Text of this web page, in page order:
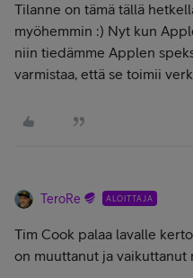
Tilanne on tämä tällä
myöhemmin :) Nyt kun
niin tiedämme Applen
varmistaa, että se toimii
TeroRe ALOITTAJA
Tim Cook palaa lavalle
on muuttanut ja vaikuttanut